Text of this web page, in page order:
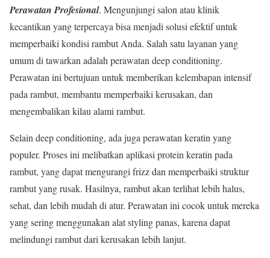
Perawatan Profesional. Mengunjungi salon atau klinik
kecantikan yang terpercaya bisa menjadi solusi efektif untuk
memperbaiki kondisi rambut Anda. Salah satu layanan yang
umum di tawarkan adalah perawatan deep conditioning.
Perawatan ini bertujuan untuk memberikan kelembapan intensif
pada rambut, membantu memperbaiki kerusakan, dan
mengembalikan kilau alami rambut.
Selain deep conditioning, ada juga perawatan keratin yang
populer. Proses ini melibatkan aplikasi protein keratin pada
rambut, yang dapat mengurangi frizz dan memperbaiki struktur
rambut yang rusak. Hasilnya, rambut akan terlihat lebih halus,
sehat, dan lebih mudah di atur. Perawatan ini cocok untuk mereka
yang sering menggunakan alat styling panas, karena dapat
melindungi rambut dari kerusakan lebih lanjut.